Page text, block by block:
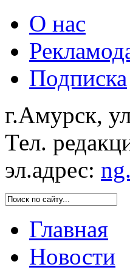
О нас
Подписка
г.Амурск,
Тел.
эл.адрес:
Главная
Новости